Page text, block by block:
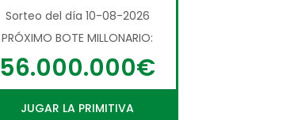
Sorteo del día 10-08-2026
PRÓXIMO BOTE MILLONARIO:
56.000.000€
JUGAR LA PRIMITIVA